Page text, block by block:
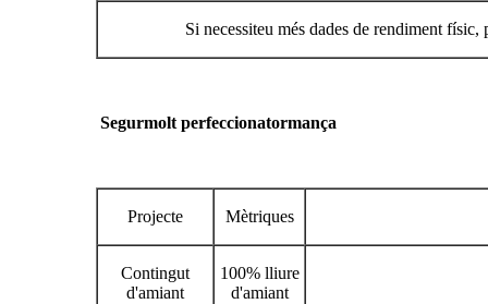
Si necessiteu més dades de rendiment
Segurmolt perfeccionatormança
Projecte Mètriques
Contingut
d'amiant
100% lliure
d'amiant